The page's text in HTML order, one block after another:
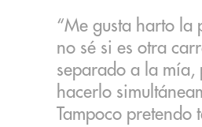
“Me gusta harto la
no sé si es otra
separado a la mía,
hacerlo
Tampoco pretendo